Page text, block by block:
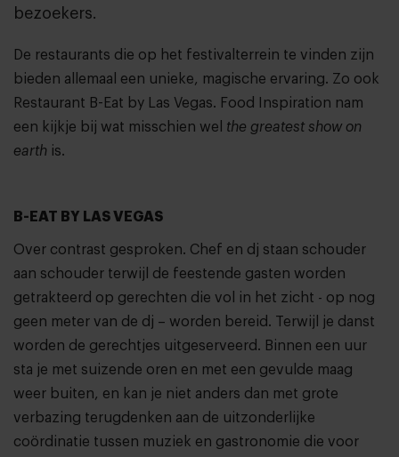
bezoekers.
De restaurants die op het festivalterrein te vinden zijn
bieden allemaal een unieke, magische ervaring. Zo ook
Restaurant B-Eat by Las Vegas. Food Inspiration nam
een kijkje bij wat misschien wel the greatest show on
earth is.
B-EAT BY LAS VEGAS
Over contrast gesproken. Chef en dj staan schouder
aan schouder terwijl de feestende gasten worden
getrakteerd op gerechten die vol in het zicht - op nog
geen meter van de dj – worden bereid. Terwijl je danst
worden de gerechtjes uitgeserveerd. Binnen een uur
sta je met suizende oren en met een gevulde maag
weer buiten, en kan je niet anders dan met grote
verbazing terugdenken aan de uitzonderlijke
coördinatie tussen muziek en gastronomie die voor